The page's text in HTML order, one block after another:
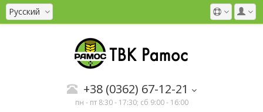
Русский
+38 (0362) 67-12-21
пн - пт 8:30 - 17:30; сб 9:00 - 16:00